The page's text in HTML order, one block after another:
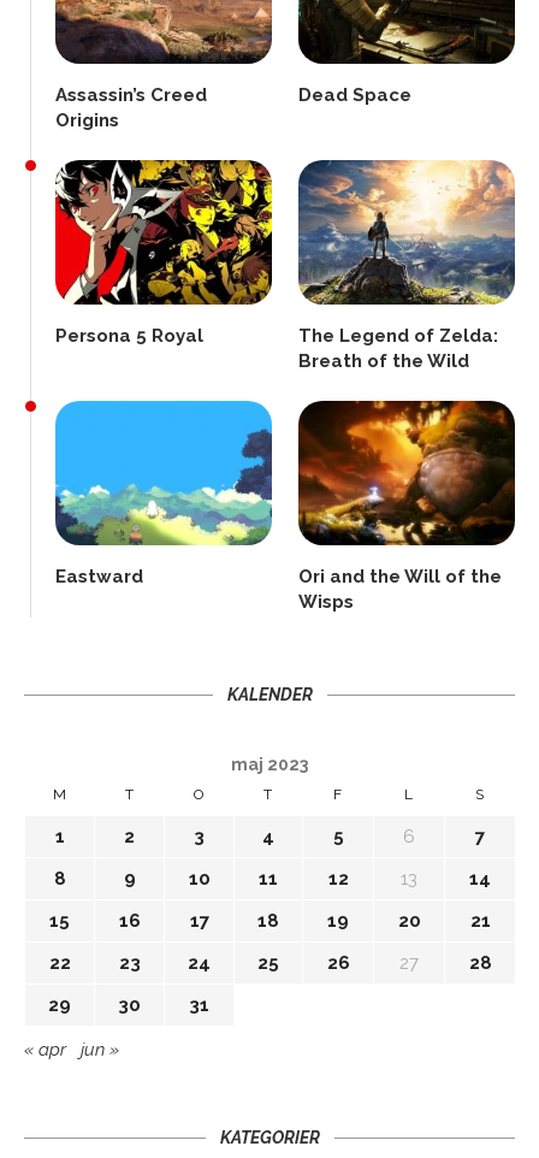
Assassin’s Creed
Origins
Dead Space
Persona 5 Royal
The Legend of Zelda:
Breath of the Wild
Eastward
Ori and the Will of the
Wisps
KALENDER
maj 2023
M T O T F L S
1 2 3 4 5 6
7
8
9 10 11 12 13
14
15
16 17 18 19 20
21
22
23 24 25 26 27
28
29
30 31
« apr jun »
KATEGORIER